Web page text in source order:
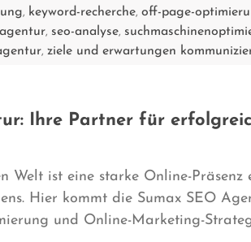
, keyword-recherche,off-page-
, seo-analyse,
, ziele und erwartungen
Ihre Partner für
Welt ist eine starke Online-Präsenz
Hier kommt die Sumax SEO
und Online-Marketing-